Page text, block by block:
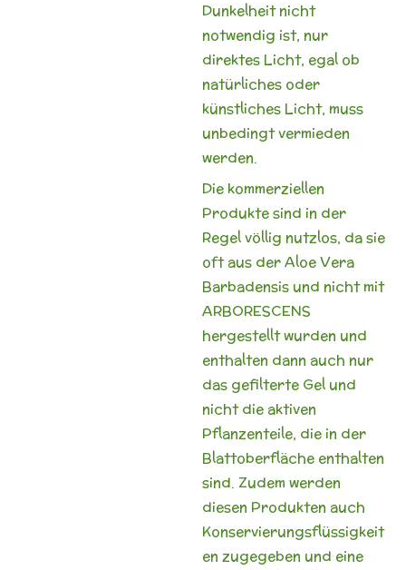
Dunkelheit nicht
notwendig ist, nur
direktes Licht, egal ob
natürliches oder
künstliches Licht, muss
unbedingt vermieden
werden.
Die kommerziellen
Produkte sind in der
Regel völlig nutzlos, da sie
oft aus der Aloe Vera
Barbadensis und nicht mit
ARBORESCENS
hergestellt wurden und
enthalten dann auch nur
das gefilterte Gel und
nicht die aktiven
Pflanzenteile, die in der
Blattoberfläche enthalten
sind. Zudem werden
diesen Produkten auch
Konservierungsflüssigkeit
en zugegeben und eine